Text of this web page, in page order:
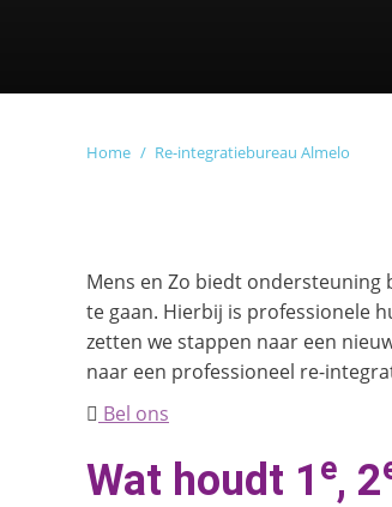
Home Re-integratiebureau Almelo
Mens en Zo biedt ondersteuning
te gaan. Hierbij is professionele
zetten we stappen naar een
naar een professioneel re-
Bel ons
Wat houdt 1 e, 2